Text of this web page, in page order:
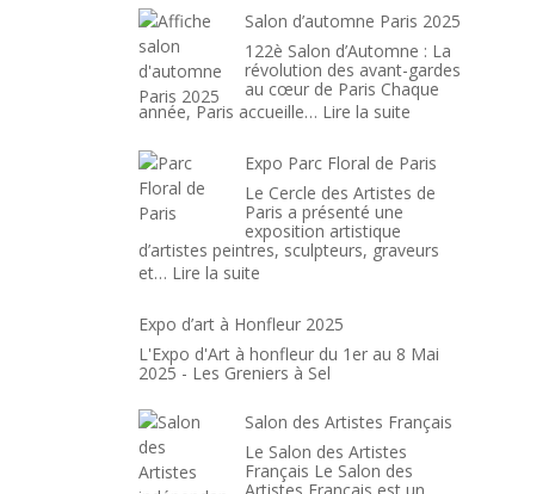
Capital
Paris
Février
2026
Salon d’automne Paris 2025
122è Salon d’Automne : La
révolution des avant-gardes
au cœur de Paris Chaque
année, Paris accueille… Lire la suite
d’automne
Paris
Expo Parc Floral de Paris
Le Cercle des Artistes de
Paris a présenté une
exposition artistique
d’artistes peintres, sculpteurs, graveurs
et… Lire la suite
Parc
Floral
de
Expo d’art à Honfleur 2025
L'Expo d'Art à honfleur du 1er au 8 Mai
2025 - Les Greniers à Sel
Salon des Artistes Français
Le Salon des Artistes
Français Le Salon des